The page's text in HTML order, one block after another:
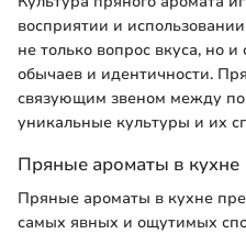
восприятии и
не только вопрос вкуса, но
обычаев и идентичности.
связующим звеном между
уникальные культуры и их
Пряные ароматы в кухне
Пряные ароматы в кухне
самых явных и ощутимых